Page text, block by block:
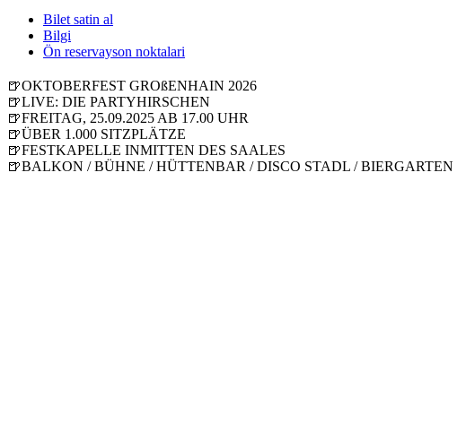
Bilet satin al
Bilgi
Ön reservayson noktalari
🍺OKTOBERFEST GROßENHAIN 2026
🍺LIVE: DIE PARTYHIRSCHEN
🍺FREITAG, 25.09.2025 AB 17.00 UHR
🍺ÜBER 1.000 SITZPLÄTZE
🍺FESTKAPELLE INMITTEN DES SAALES
🍺BALKON / BÜHNE / HÜTTENBAR / DISCO STADL / BIERGARTEN